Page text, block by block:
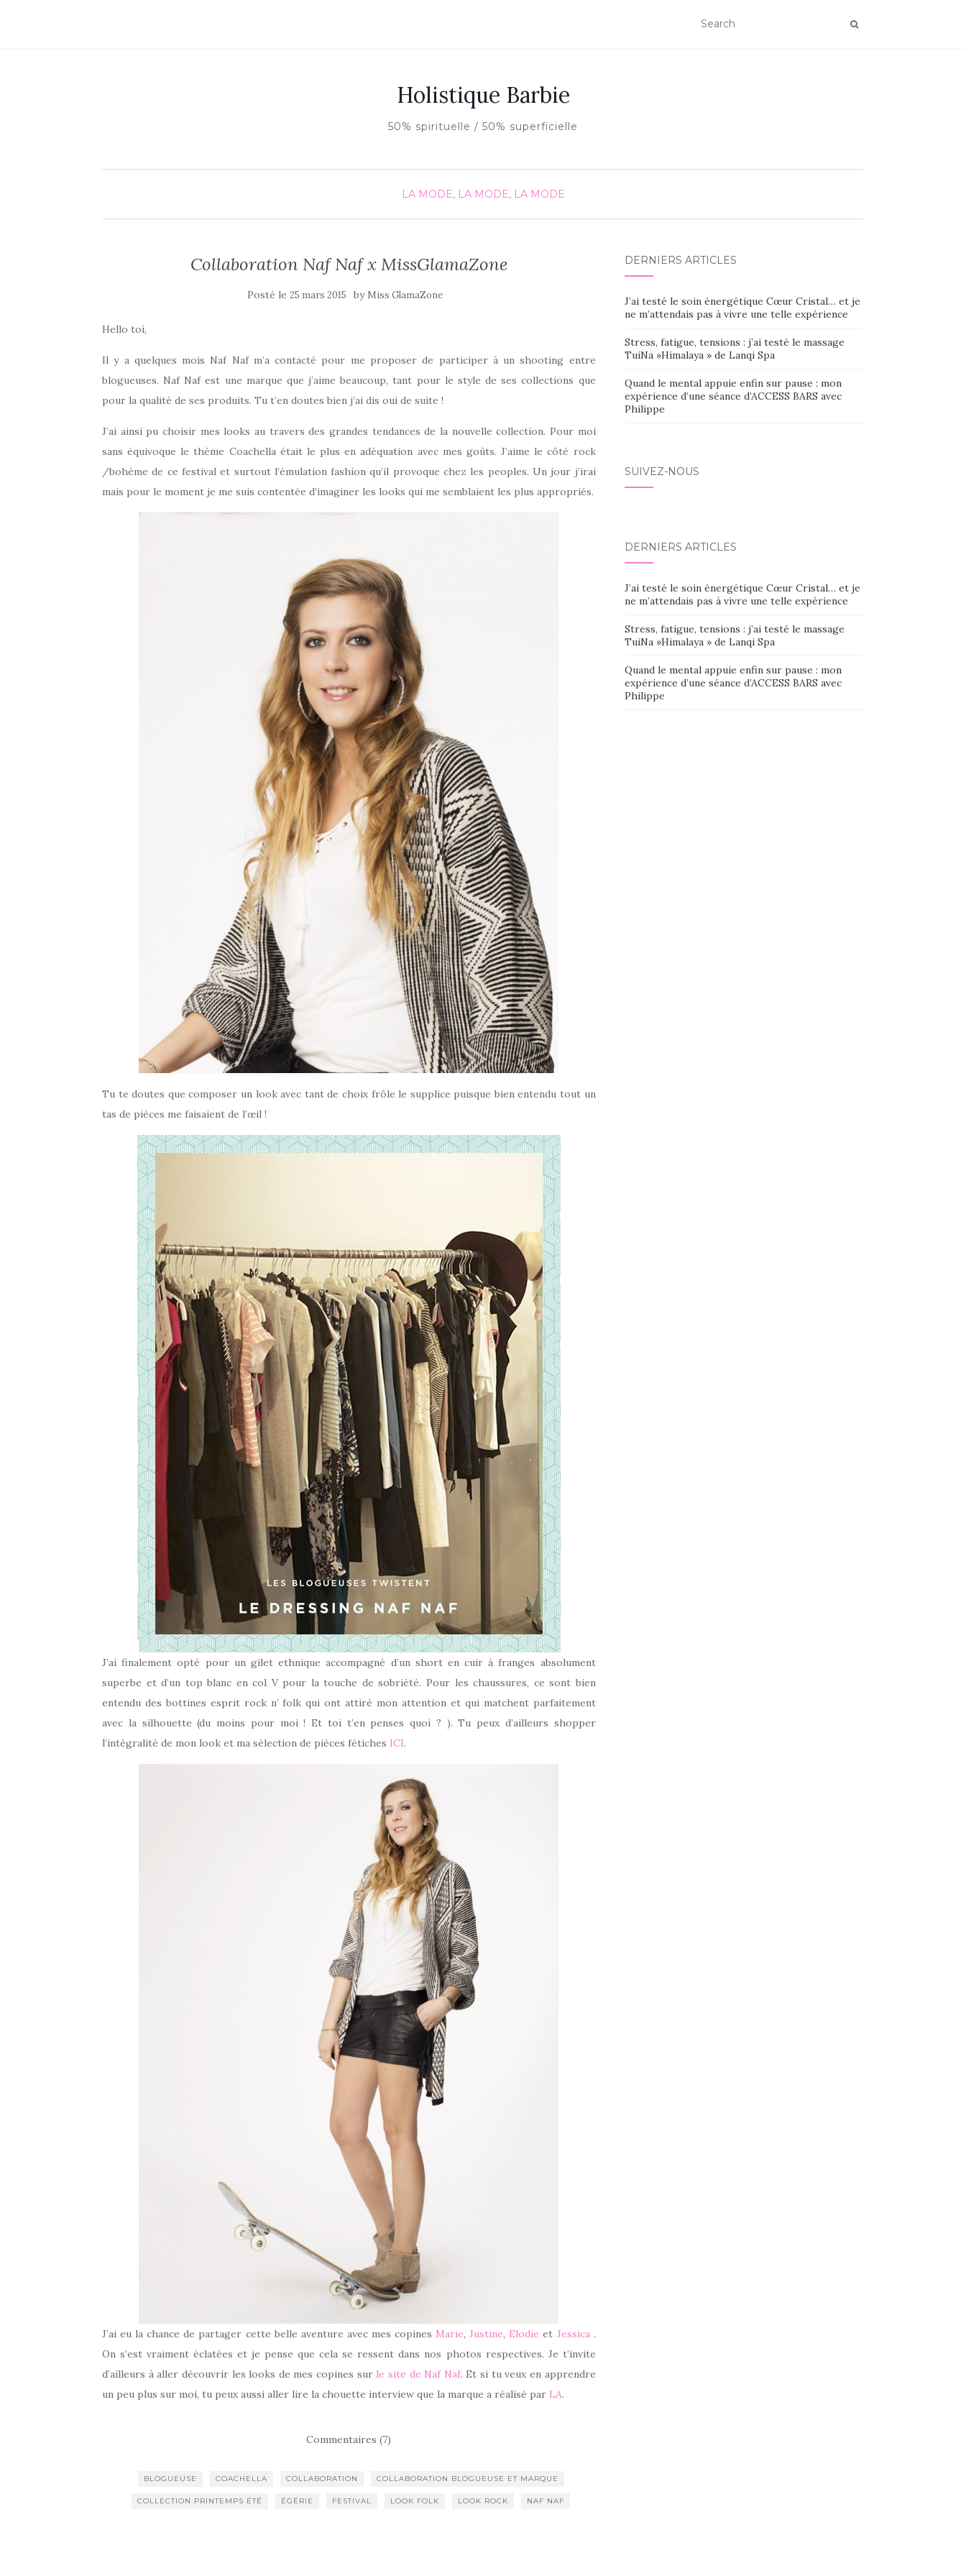
Holistique Barbie
50% spirituelle / 50% superficielle
LA MODE, LA MODE, LA MODE
Collaboration Naf Naf x MissGlamaZone
Posté le25 mars 2015 by Miss GlamaZone
Hello toi,
Il y a quelques mois Naf Naf m’a contacté pour me proposer de participer à un shooting entre
blogueuses. Naf Naf est une marque que j’aime beaucoup, tant pour le style de ses collections que
pour la qualité de ses produits. Tu t’en doutes bien j’ai dis oui de suite !
J’ai ainsi pu choisir mes looks au travers des grandes tendances de la nouvelle collection. Pour moi
sans équivoque le thème Coachella était le plus en adéquation avec mes goûts. J’aime le côté rock
/bohème de ce festival et surtout l’émulation fashion qu’il provoque chez les peoples. Un jour j’irai
mais pour le moment je me suis contentée d’imaginer les looks qui me semblaient les plus appropriés.
Tu te doutes que composer un look avec tant de choix frôle le supplice puisque bien entendu tout un
tas de pièces me faisaient de l’œil !
J’ai finalement opté pour un gilet ethnique accompagné d’un short en cuir à franges absolument
superbe et d’un top blanc en col V pour la touche de sobriété. Pour les chaussures, ce sont bien
entendu des bottines esprit rock n’ folk qui ont attiré mon attention et qui matchent parfaitement
avec la silhouette (du moins pour moi ! Et toi t’en penses quoi ? ). Tu peux d’ailleurs shopper
l’intégralité de mon look et ma sélection de pièces fétiches ICI.
J’ai eu la chance de partager cette belle aventure avec mes copinesMarie,Justine, Elodie et Jessica.
On s’est vraiment éclatées et je pense que cela se ressent dans nos photos respectives. Je t’invite
d’ailleurs à aller découvrir les looks de mes copines sur le site de Naf Naf. Et si tu veux en apprendre
un peu plus sur moi, tu peux aussi aller lire la chouette interview que la marque a réalisé par LA.
Commentaires (7)
BLOGUEUSE COACHELLA COLLABORATION COLLABORATION BLOGUEUSE ET MARQUE
COLLECTION PRINTEMPS ÉTÉ ÉGÉRIE FESTIVAL LOOK FOLK LOOK ROCK NAF NAF
DERNIERS ARTICLES
J’ai testé le soin énergétique Cœur Cristal… et je
ne m’attendais pas à vivre une telle expérience
Stress, fatigue, tensions : j’ai testé le massage
TuiNa »Himalaya » de Lanqi Spa
Quand le mental appuie enfin sur pause : mon
expérience d’une séance d’ACCESS BARS avec
Philippe
SUIVEZ-NOUS
DERNIERS ARTICLES
J’ai testé le soin énergétique Cœur Cristal… et je
ne m’attendais pas à vivre une telle expérience
Stress, fatigue, tensions : j’ai testé le massage
TuiNa »Himalaya » de Lanqi Spa
Quand le mental appuie enfin sur pause : mon
expérience d’une séance d’ACCESS BARS avec
Philippe